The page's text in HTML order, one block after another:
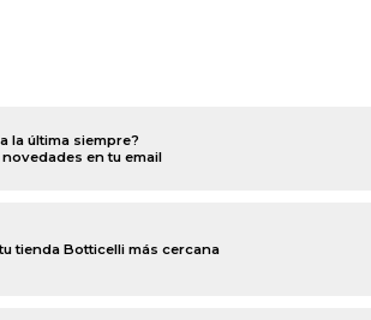
la última siempre?
en tu email
tienda Botticelli más cercana